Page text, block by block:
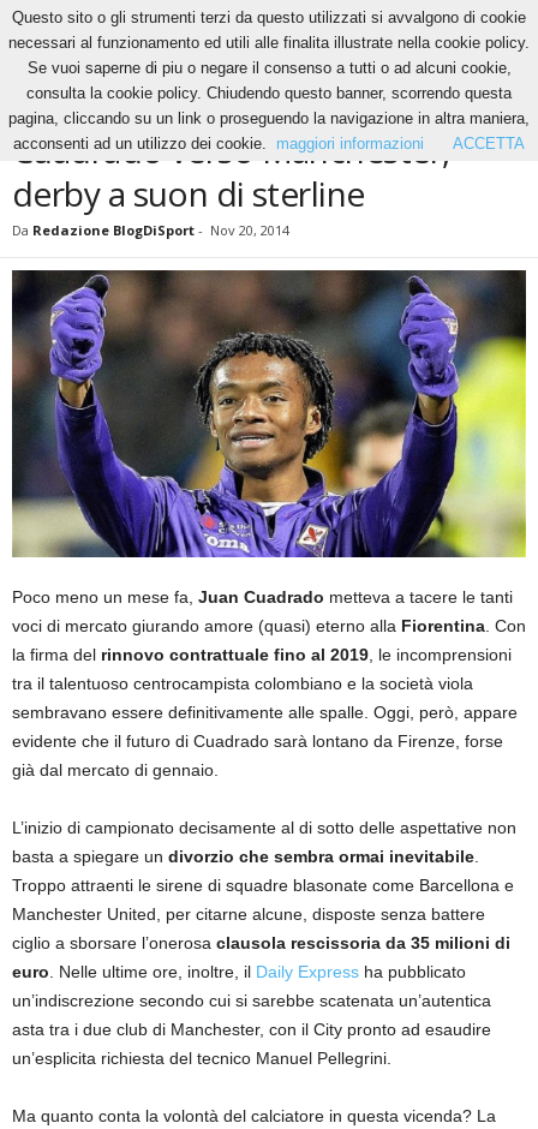
News Cuadrado verso Manchester, derby a suon di sterline
NEWS
Cuadrado verso Manchester,
derby a suon di sterline
Da Redazione BlogDiSport - Nov 20, 2014
Poco meno un mese fa, Juan Cuadrado metteva a tacere le tanti
voci di mercato giurando amore (quasi) eterno alla Fiorentina . Con
la firma del rinnovo contrattuale fino al 2019 , le incomprensioni
tra il talentuoso centrocampista colombiano e la società viola
sembravano essere definitivamente alle spalle. Oggi, però, appare
evidente che il futuro di Cuadrado sarà lontano da Firenze, forse
già dal mercato di gennaio.
L’inizio di campionato decisamente al di sotto delle aspettative non
basta a spiegare un divorzio che sembra ormai inevitabile
Troppo attraenti le sirene di squadre blasonate come Barcellona e
Manchester United, per citarne alcune, disposte senza battere
ciglio a sborsare l’onerosa clausola rescissoria da 35 milioni di
euro . Nelle ultime ore, inoltre, il Daily Express ha pubblicato
un’indiscrezione secondo cui si sarebbe scatenata un’autentica
asta tra i due club di Manchester, con il City pronto ad esaudire
un’esplicita richiesta del tecnico Manuel Pellegrini.
Ma quanto conta la volontà del calciatore in questa vicenda? La
Questo sito o gli strumenti terzi da questo utilizzati si avvalgono di cookie
necessari al funzionamento ed utili alle finalita illustrate nella cookie policy.
Se vuoi saperne di piu o negare il consenso a tutti o ad alcuni cookie,
consulta la cookie policy. Chiudendo questo banner, scorrendo questa
pagina, cliccando su un link o proseguendo la navigazione in altra maniera,
acconsenti ad un utilizzo dei cookie.
maggiori informazioni ACCETTA